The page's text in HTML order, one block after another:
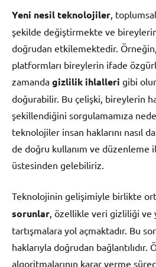
Yeni nesil teknolojiler,
şekilde değiştirmekte ve bireylerin
doğrudan etkilemektedir.
platformları bireylerin ifade
zamanda gizlilik ihlalleri gibi
doğurabilir. Bu çelişki, bireylerin
şekillendiğini sorgulamamıza
teknolojiler insan haklarını nasıl
de doğru kullanım ve düzenleme
üstesinden gelebiliriz.
Teknolojinin gelişimiyle birlikte
sorunlar, özellikle veri gizliliği ve
tartışmalara yol açmaktadır. Bu
haklarıyla doğrudan bağlantılıdır.
algoritmalarının karar verme